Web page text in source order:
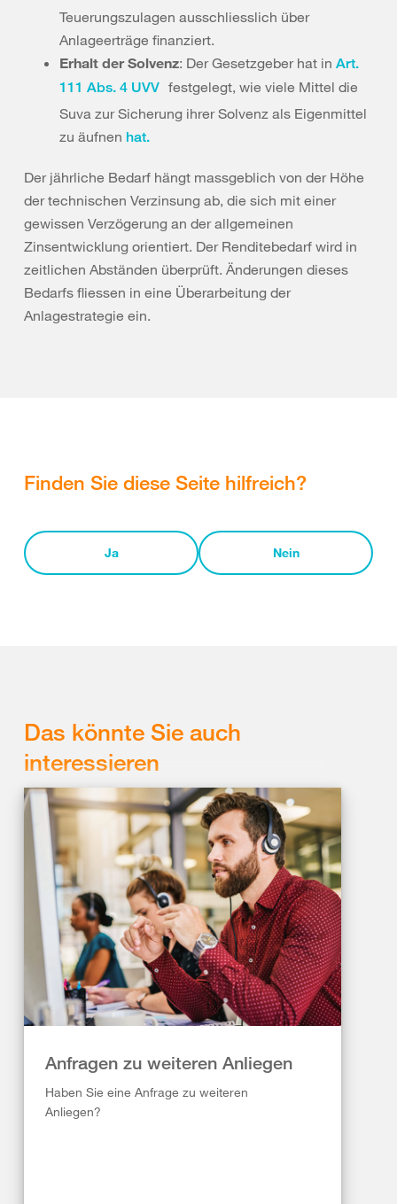
Teuerungszulagen ausschliesslich über
Anlageerträge finanziert.
Erhalt der Solvenz: Der Gesetzgeber hat in Art.
111 Abs. 4 UVV festgelegt, wie viele Mittel die
Suva zur Sicherung ihrer Solvenz als Eigenmittel
zu äufnen hat.
Der jährliche Bedarf hängt massgeblich von der Höhe
der technischen Verzinsung ab, die sich mit einer
gewissen Verzögerung an der allgemeinen
Zinsentwicklung orientiert. Der Renditebedarf wird in
zeitlichen Abständen überprüft. Änderungen dieses
Bedarfs fliessen in eine Überarbeitung der
Anlagestrategie ein.
Finden Sie diese Seite hilfreich?
Ja Nein
Das könnte Sie auch
interessieren
Anfragen zu weiteren Anliegen
Haben Sie eine Anfrage zu weiteren
Anliegen?